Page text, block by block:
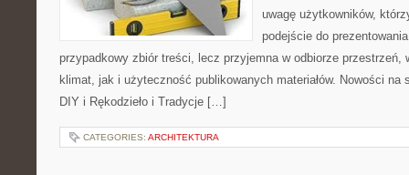
uwagę użytkowników,
podejście do
przypadkowy zbiór treści, lecz przyjemna w odbiorze przestrzeń,
klimat, jak i użyteczność publikowanych materiałów. Nowości na
DIY i Rękodzieło i Tradycje […]
CATEGORIES: ARCHITEKTURA